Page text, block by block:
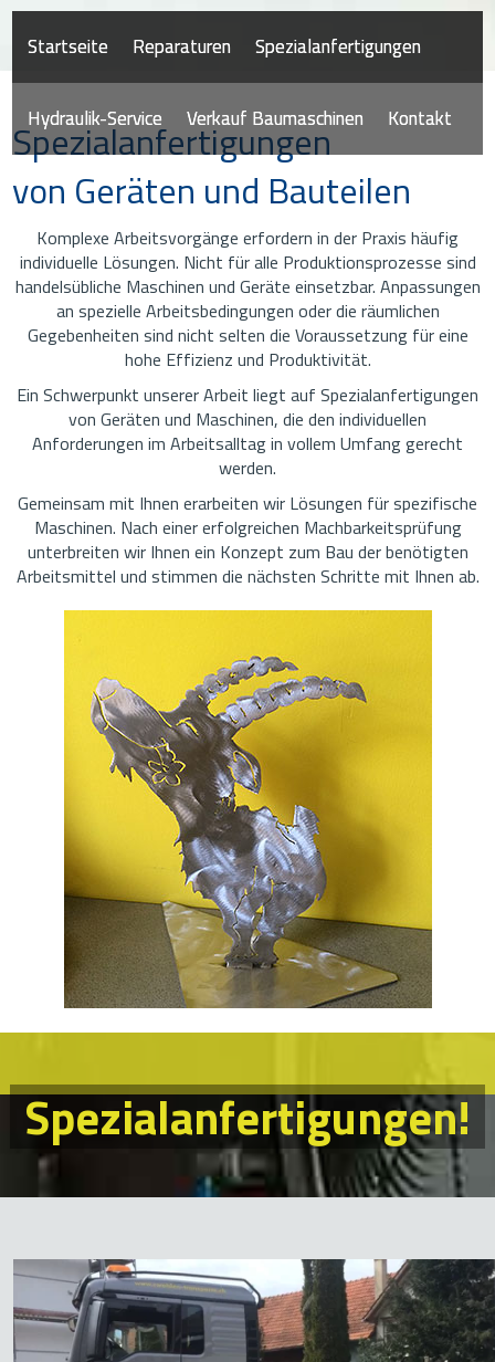
Startseite Reparaturen Spezialanfertigungen
Hydraulik-Service Verkauf Baumaschinen Kontakt
Spezialanfertigungen
von Geräten und Bauteilen
Komplexe Arbeitsvorgänge erfordern in der Praxis häufig
individuelle Lösungen. Nicht für alle Produktionsprozesse sind
handelsübliche Maschinen und Geräte einsetzbar. Anpassungen
an spezielle Arbeitsbedingungen oder die räumlichen
Gegebenheiten sind nicht selten die Voraussetzung für eine
hohe Effizienz und Produktivität.
Ein Schwerpunkt unserer Arbeit liegt auf Spezialanfertigungen
von Geräten und Maschinen, die den individuellen
Anforderungen im Arbeitsalltag in vollem Umfang gerecht
werden.
Gemeinsam mit Ihnen erarbeiten wir Lösungen für spezifische
Maschinen. Nach einer erfolgreichen Machbarkeitsprüfung
unterbreiten wir Ihnen ein Konzept zum Bau der benötigten
Arbeitsmittel und stimmen die nächsten Schritte mit Ihnen ab.
Spezialanfertigungen!